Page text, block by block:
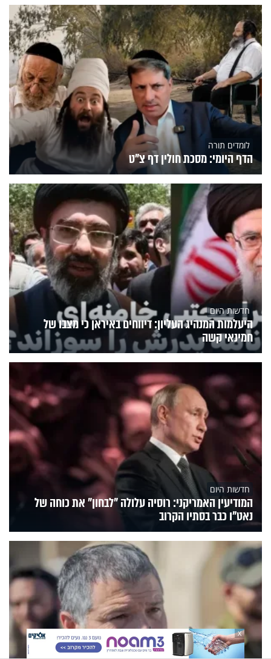
לומדים תורה
הדף היומי: מסכת חולין דף צ"ט
חדשות היום
היעלמות המנהיג העליון: דיווחים באיראן כי מצבו של
חמינאי קשה
חדשות היום
המודיעין האמריקני: רוסיה עלולה "לבחון" את כוחה של
נאט"ו כבר בסתיו הקרוב
X